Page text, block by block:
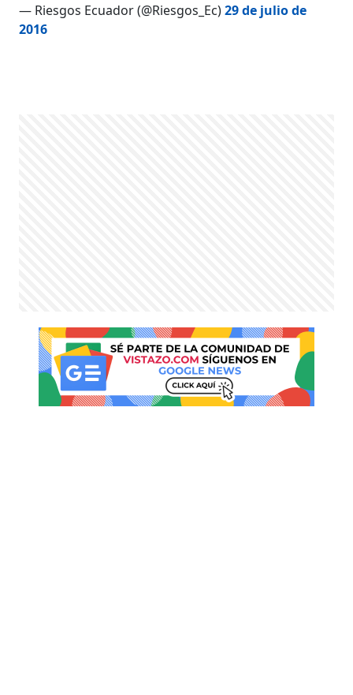
— Riesgos Ecuador (@Riesgos_Ec)29 de julio de
2016